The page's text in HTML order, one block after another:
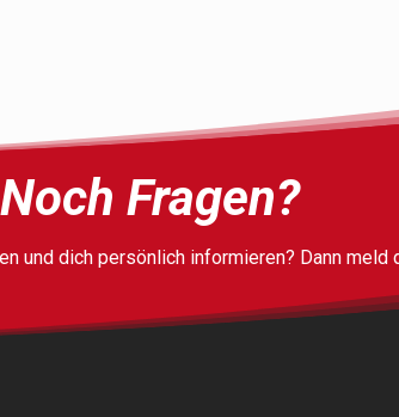
Noch Fragen?
und dich persönlich informieren? Dann meld